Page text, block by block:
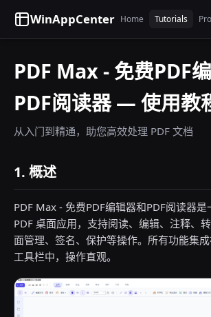
WinAppCenter Home Tutorials
PDF Max - 免费PDF
PDF阅读器 — 使用教
从入门到精通，助您高效处理 PDF 文档
1. 概述
PDF Max - 免费PDF编辑器和PDF阅读器
PDF 桌面应用，支持阅读、编辑、注释、
面管理、签名、保护等操作。所有功能集
工具栏中，操作直观。